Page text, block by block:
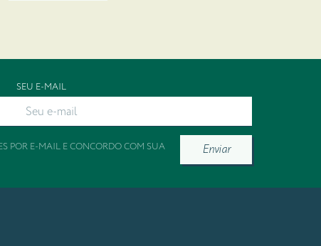
SEU E-MAIL
POR E-MAIL E CONCORDO COM SUA Enviar